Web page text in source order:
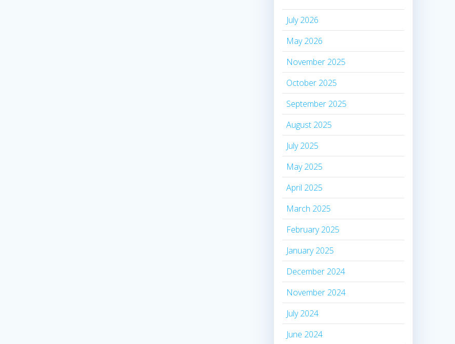
July 2026
May 2026
November 2025
October 2025
September 2025
August 2025
July 2025
May 2025
April 2025
March 2025
February 2025
January 2025
December 2024
November 2024
July 2024
June 2024